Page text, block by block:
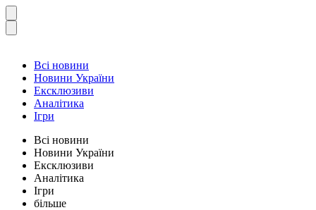
Всі новини
Новини України
Ексклюзиви
Аналітика
Ігри
Всі новини
Новини України
Ексклюзиви
Аналітика
Ігри
більше